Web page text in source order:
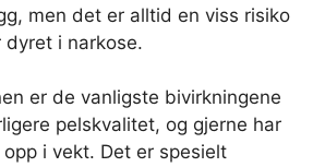
men det er alltid en viss risiko
dyret i narkose.
er de vanligste bivirkningene
pelskvalitet, og gjerne har
i vekt. Det er spesielt